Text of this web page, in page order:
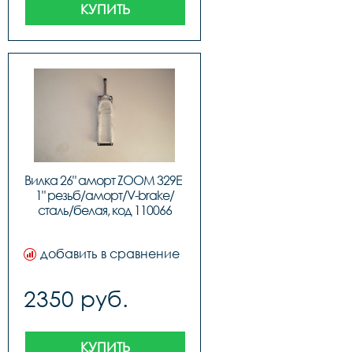
КУПИТЬ
Вилка 26" аморт ZOOM 329E
1" резьб/аморт/V-brake/
сталь/белая, код 110066
добавить в сравнение
2350 руб.
КУПИТЬ